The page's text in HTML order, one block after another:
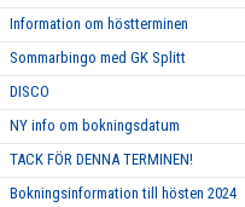
Information om höstterminen
Sommarbingo med GK Splitt
DISCO
NY info om bokningsdatum
TACK FÖR DENNA TERMINEN!
Bokningsinformation till hösten 2024